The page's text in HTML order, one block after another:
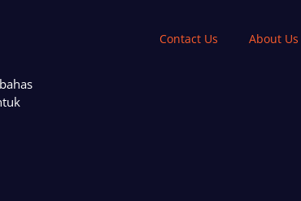
Contact Us About Us